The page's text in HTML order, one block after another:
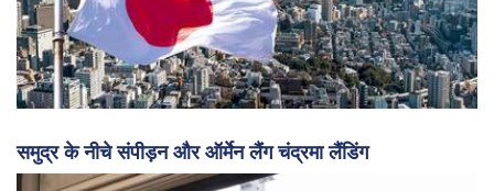
समुद्र के नीचे संपीड़न और ऑर्मेन लैंग चंद्रमा लैंडिंग